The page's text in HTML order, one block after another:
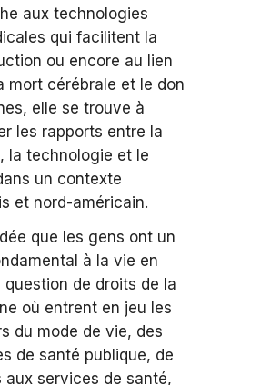
aux technologies
qui facilitent la
ou encore au lien
mort cérébrale et le don
elle se trouve à
les rapports entre la
la technologie et le
un contexte
et nord-américain.
que les gens ont un
à la vie en
question de droits de la
où entrent en jeu les
du mode de vie, des
de santé publique, de
aux services de santé,